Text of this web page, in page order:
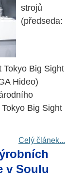
strojů
(předseda:
Tokyo Big Sight
Hideo)
Big Sight
Celý článek...
v Soulu